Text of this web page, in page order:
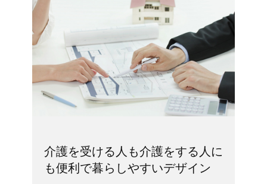
介護を受ける人も介護をする人に
も便利で暮らしやすいデザイン